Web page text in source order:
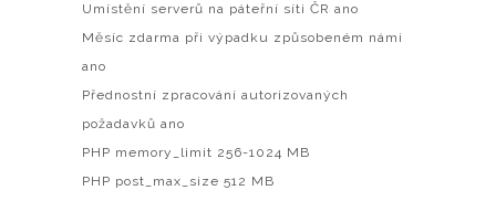
Umístění serverů na páteřní síti ČR ano
Měsíc zdarma při výpadku způsobeném námi
ano
Přednostní zpracování autorizovaných
požadavků ano
PHP memory_limit 256-1024 MB
PHP post_max_size 512 MB